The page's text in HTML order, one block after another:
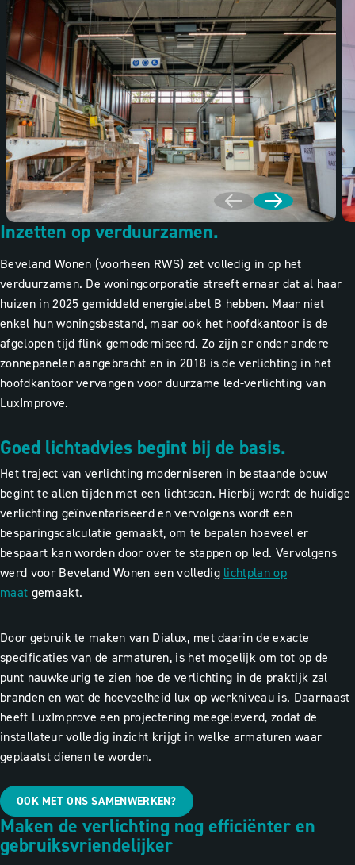
Inzetten op verduurzamen.
Beveland Wonen (voorheen RWS) zet volledig in op het
verduurzamen. De woningcorporatie streeft ernaar dat al haar
huizen in 2025 gemiddeld energielabel B hebben. Maar niet
enkel hun woningsbestand, maar ook het hoofdkantoor is de
afgelopen tijd flink gemoderniseerd. Zo zijn er onder andere
zonnepanelen aangebracht en in 2018 is de verlichting in het
hoofdkantoor vervangen voor duurzame led-verlichting van
LuxImprove.
Goed lichtadvies begint bij de basis.
Het traject van verlichting moderniseren in bestaande bouw
begint te allen tijden met een lichtscan. Hierbij wordt de huidige
verlichting geïnventariseerd en vervolgens wordt een
besparingscalculatie gemaakt, om te bepalen hoeveel er
bespaart kan worden door over te stappen op led. Vervolgens
werd voor Beveland Wonen een volledig lichtplan op
maat gemaakt.
Door gebruik te maken van Dialux, met daarin de exacte
specificaties van de armaturen, is het mogelijk om tot op de
punt nauwkeurig te zien hoe de verlichting in de praktijk zal
branden en wat de hoeveelheid lux op werkniveau is. Daarnaast
heeft LuxImprove een projectering meegeleverd, zodat de
installateur volledig inzicht krijgt in welke armaturen waar
geplaatst dienen te worden.
OOK MET ONS SAMENWERKEN?
Maken de verlichting nog efficiënter en
gebruiksvriendelijker